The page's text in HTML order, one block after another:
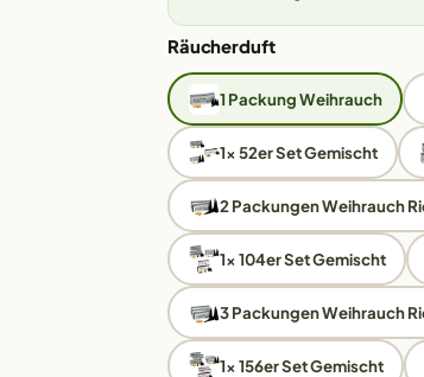
Räucherduft
1 Packung Weihrauch
1x 52er Set Gemischt
2 Packungen Weihrauch
1x 104er Set Gemischt
3 Packungen Weihrauch
1x 156er Set Gemischt